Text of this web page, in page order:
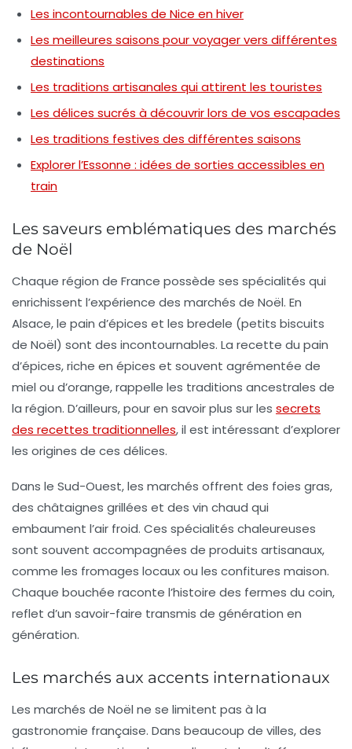
Les incontournables de Nice en hiver
Les meilleures saisons pour voyager vers différentes
destinations
Les traditions artisanales qui attirent les touristes
Les délices sucrés à découvrir lors de vos escapades
Les traditions festives des différentes saisons
Explorer l’Essonne : idées de sorties accessibles en
train
Les saveurs emblématiques des marchés
de Noël
Chaque région de France possède ses spécialités qui
enrichissent l’expérience des marchés de Noël. En
Alsace, le pain d’épices et les bredele (petits biscuits
de Noël) sont des incontournables. La recette du pain
d’épices, riche en épices et souvent agrémentée de
miel ou d’orange, rappelle les traditions ancestrales de
la région. D’ailleurs, pour en savoir plus sur les secrets
des recettes traditionnelles, il est intéressant d’explorer
les origines de ces délices.
Dans le Sud-Ouest, les marchés offrent des foies gras,
des châtaignes grillées et des vin chaud qui
embaument l’air froid. Ces spécialités chaleureuses
sont souvent accompagnées de produits artisanaux,
comme les fromages locaux ou les confitures maison.
Chaque bouchée raconte l’histoire des fermes du coin,
reflet d’un savoir-faire transmis de génération en
génération.
Les marchés aux accents internationaux
Les marchés de Noël ne se limitent pas à la
gastronomie française. Dans beaucoup de villes, des